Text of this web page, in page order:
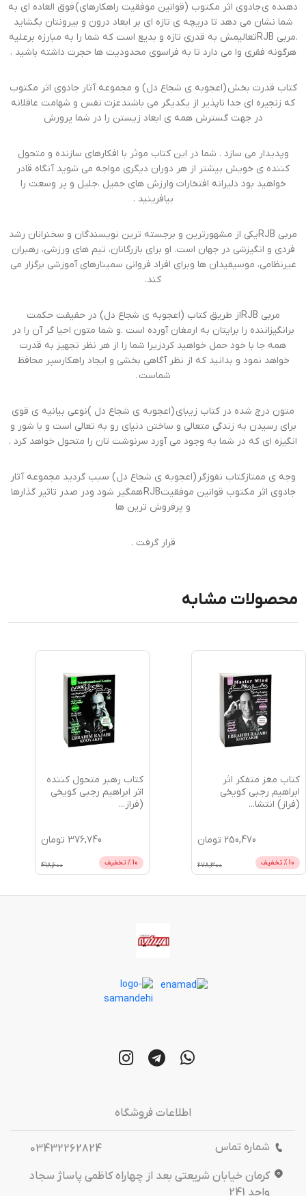
دهنده ی جادوی اثر مکتوب (قوانین موفقیت راهکارهای) فوق العاده ای به
شما نشان می دهد تا دریچه ی تازه ای بر ابعاد درون و بیرونتان بگشاید
.مربی RJBتعالیمش به قدری تازه و بدیع است که شما را به مبارزه برعلیه
هرگونه فقری وا می دارد تا به فراسوی محدودیت ها حجرت داشته باشید ‌.
کتاب قدرت بخش (اعجوبه ی شجاع دل) و مجموعه آثار جادوی اثر مکتوب
که زنجیره ای جدا ناپذیر از یکدیگر می باشند عزت نفس و شهامت عاقلانه
در جهت گسترش همه ی ابعاد زیستن را در شما پرورش
وپدیدار می سازد . شما در این کتاب موثر با افکارهای سازنده و متحول
کننده ی خویش بیشتر از هر دوران دیگری مواجه می شوید آنگاه قادر
خواهید بود دلیرانه افتخارات وارزش های جمیل ،جلیل و پر وسعت را
بیافرینید .
مربی RJBیکی از مشهورترین و برجسته ترین نویسندگان و سخنرانان رشد
فردی و انگیزشی در جهان است. او برای بازرگانان، تیم های ورزشی، رهبران
غیرنظامی، موسیقیدان ها وبرای افراد فروانی سمینارهای آموزشی برگزار می
کند.
مربی RJBاز طریق کتاب (اعجوبه ی شجاع دل) در حقیقت حکمت
برانگیزاننده را برایتان به ارمغان آورده است ‌.و شما متون احیا گر آن را در
همه جا با خود حمل خواهید کردزیرا شما را از هر نظر تجهیز به قدرت
خواهد نمود و بدانید که از نظر آگاهی بخشی و ایجاد راهکارسپر محافظ
شماست .
متون درج شده در کتاب زیبای (اعجوبه ی شجاع دل )نوعی بیانیه ی قوی
برای رسیدن به زندگی متعالی و ساختن دنیای رو به تعالی است و با شور و
انگیزه ای که در شما به وجود می آورد سرنوشت تان را متحول خواهد کرد .
وجه ی ممتازکتاب نفوزگر (اعجوبه ی شجاع دل) سبب گردید مجموعه آثار
جادوی اثر مکتوب قوانین موفقیتRJB همگیر شود ودر صدر تاثیر گذارها
و پرفروش ترین ها
قرار گرفت ‌.
محصولات مشابه
کتاب مغز متفکر اثر
ابراهیم رجبی کویخی
(فراز) انتشا...
250,470 تومان
10 % تخفیف 278,300
کتاب رهبر متحول کننده
اثر ابراهیم رجبی کویخی
(فراز...
376,740 تومان
10 % تخفیف 418,600
اطلاعات فروشگاه
شماره تماس
03432262824
کرمان خیابان شریعتی بعد از چهاراه کاظمی پاساژ سجاد
واحد 241